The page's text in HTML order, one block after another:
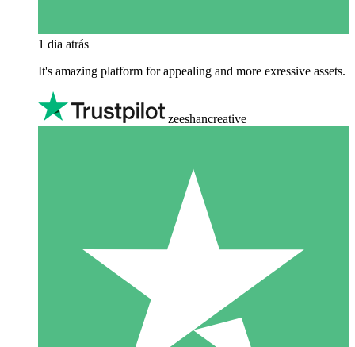
1 dia atrás
It's amazing platform for appealing and more exressive assets.
zeeshancreative